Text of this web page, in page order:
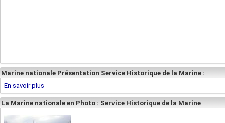
Marine nationale Présentation Service Historique de la Marine :
En savoir plus
La Marine nationale en Photo : Service Historique de la Marine